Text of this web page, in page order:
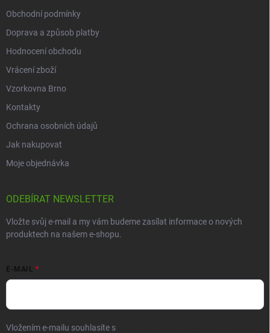
Obchodní podmínky
Doprava a způsob platby
Hodnocení obchodu
Vrácení zboží
Vzorkovna Brno
Kontakty
Ochrana osobních údajů
Jak nakupovat
Moje objednávka
ODEBÍRAT NEWSLETTER
Vložte svůj e-mail a my vám budeme zasílat informace o nových
produktech na našem e-shopu.
E-MAIL
Vložením e-mailu souhlasíte s